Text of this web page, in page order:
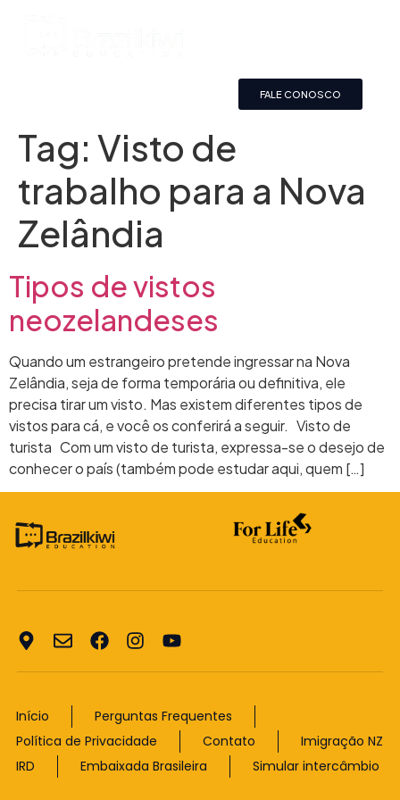
FALE CONOSCO
Tag: Visto de
trabalho para a Nova
Zelândia
Tipos de vistos
neozelandeses
Quando um estrangeiro pretende ingressar na Nova
Zelândia, seja de forma temporária ou definitiva, ele
precisa tirar um visto. Mas existem diferentes tipos de
vistos para cá, e você os conferirá a seguir. Visto de
turista Com um visto de turista, expressa-se o desejo de
conhecer o país (também pode estudar aqui, quem […]
Início
Perguntas Frequentes
Política de Privacidade
Contato
Imigração NZ
IRD
Embaixada Brasileira Simular intercâmbio